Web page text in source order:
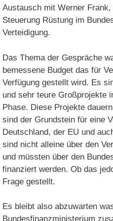
Austausch mit Werner
Steuerung Rüstung im
Verteidigung.
Das Thema der Gespräche
bemessene Budget das für
Verfügung gestellt wird. Es
und sehr teure Großprojekte
Phase. Diese Projekte
sind der Grundstein für eine
Deutschland, der EU und
sind nicht alleine über den
und müssten über den
finanziert werden. Ob das
Frage gestellt.
Es bleibt also abzuwarten
Bundesfinanzministerium